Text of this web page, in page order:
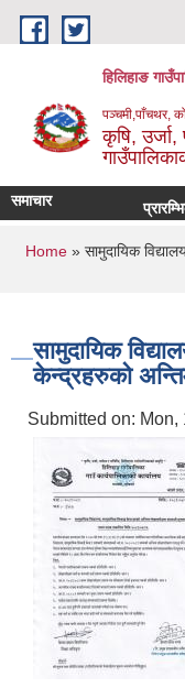
Skip to main content
हिलिहाङ
पञ्चमी,पाँचथर,
कृषि, उर्जा,
समाचार
You are
Home » सामुदायिक
सामुदायिक
केन्द्रहरुको
Submitted on: Mon,